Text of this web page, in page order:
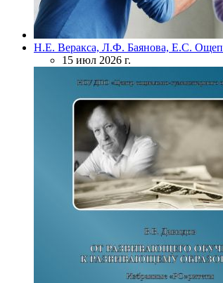
Н.Е. Веракса, Л.Ф. Баянова, Е.С.
15 июл 2026 г.